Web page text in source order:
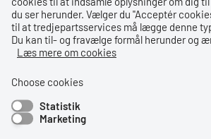
Privatlivspolitik
Tilgængelighedserklæring
Bemærk!
du ser herunder. Vælger du ''Acceptér
til at tredjepartsservices må lægge denne
Du kan til- og fravælge formål herunder og
Læs mere om cookies
Choose cookies
Statistik
Marketing